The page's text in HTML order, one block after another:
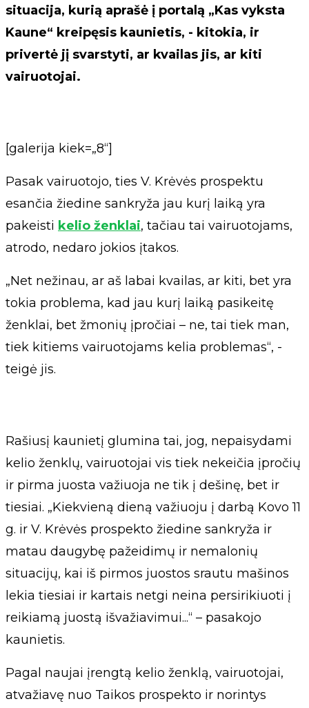
situacija, kurią aprašė į portalą „Kas vyksta
Kaune“ kreipęsis kaunietis, - kitokia, ir
privertė jį svarstyti, ar kvailas jis, ar kiti
vairuotojai.
[galerija kiek=„8“]
Pasak vairuotojo, ties V. Krėvės prospektu
esančia žiedine sankryža jau kurį laiką yra
pakeisti kelio ženklai, tačiau tai vairuotojams,
atrodo, nedaro jokios įtakos.
„Net nežinau, ar aš labai kvailas, ar kiti, bet yra
tokia problema, kad jau kurį laiką pasikeitę
ženklai, bet žmonių įpročiai – ne, tai tiek man,
tiek kitiems vairuotojams kelia problemas“, -
teigė jis.
Rašiusį kaunietį glumina tai, jog, nepaisydami
kelio ženklų, vairuotojai vis tiek nekeičia įpročių
ir pirma juosta važiuoja ne tik į dešinę, bet ir
tiesiai. „Kiekvieną dieną važiuoju į darbą Kovo 11
g. ir V. Krėvės prospekto žiedine sankryža ir
matau daugybę pažeidimų ir nemalonių
situacijų, kai iš pirmos juostos srautu mašinos
lekia tiesiai ir kartais netgi neina persirikiuoti į
reikiamą juostą išvažiavimui...“ – pasakojo
kaunietis.
Pagal naujai įrengtą kelio ženklą, vairuotojai,
atvažiavę nuo Taikos prospekto ir norintys